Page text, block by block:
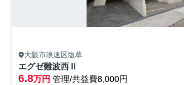
大阪市浪速区塩草
エグゼ難波西Ⅱ
6.8万円 管理/共益費8,000円